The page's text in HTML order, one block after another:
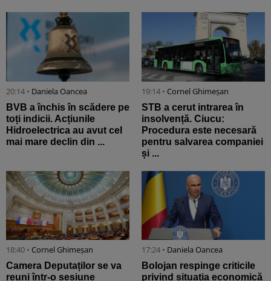
20:14 • Daniela Oancea
BVB a închis în scădere pe
toți indicii. Acțiunile
Hidroelectrica au avut cel
mai mare declin din ...
19:14 • Cornel Ghimeșan
STB a cerut intrarea în
insolvență. Ciucu:
Procedura este necesară
pentru salvarea companiei
și ...
18:40 • Cornel Ghimeșan
Camera Deputaților se va
reuni într-o sesiune
17:24 • Daniela Oancea
Bolojan respinge criticile
privind situația economică